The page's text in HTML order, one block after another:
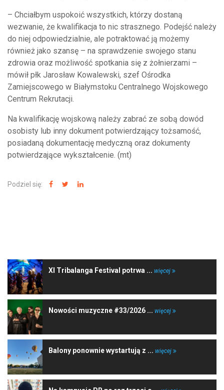
– Chciałbym uspokoić wszystkich, którzy dostaną
wezwanie, że kwalifikacja to nic strasznego. Podejść należy
do niej odpowiedzialnie, ale potraktować ją możemy
również jako szansę – na sprawdzenie swojego stanu
zdrowia oraz możliwość spotkania się z żołnierzami –
mówił płk Jarosław Kowalewski, szef Ośrodka
Zamiejscowego w Białymstoku Centralnego Wojskowego
Centrum Rekrutacji.
Na kwalifikację wojskową należy zabrać ze sobą dowód
osobisty lub inny dokument potwierdzający tożsamość,
posiadaną dokumentację medyczną oraz dokumenty
potwierdzające wykształcenie. (mt)
Podziel się:
XI Tribalanga Festival potrwa ... więcej
Nowości muzyczne #33/2026 ... więcej
Balony ponownie wystartują z ... więcej